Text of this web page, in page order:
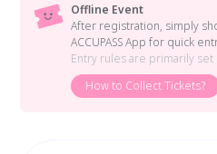
Offline Event
After registration, simply
ACCUPASS App for quick
Entry rules are primarily
How to Collect Tickets?